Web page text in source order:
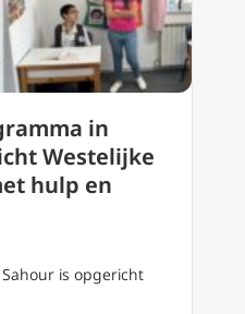
in
Westelijke
hulp en
is opgericht